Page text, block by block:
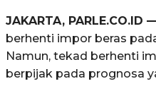
JAKARTA, PARLE.CO.ID
berhenti impor beras
Namun, tekad berhenti
berpijak pada prognosa